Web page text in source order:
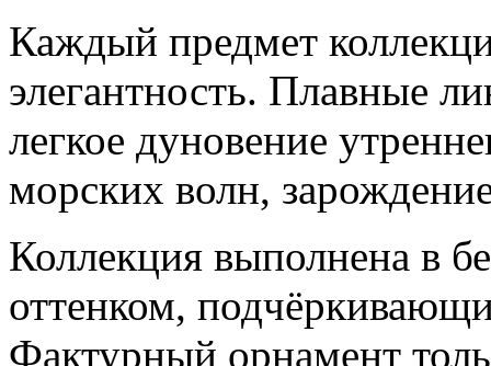
Каждый предмет
элегантность. Плавные
легкое дуновение
морских волн,
Коллекция выполнена в
оттенком,
Фактурный орнамент